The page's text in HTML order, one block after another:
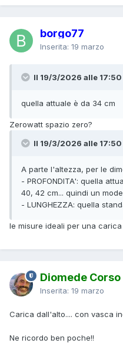
borgo77
Inserita: 19 marzo
Il 19/3/2026 alle
quella attuale è da 34 cm
Zerowatt spazio zero?
Il 19/3/2026 alle
A parte l'altezza, per le
- PROFONDITA': quella
40, 42 cm... quindi un
- LUNGHEZZA: quella
le misure ideali per una
Diomede Corso
Inserita: 19 marzo
Carica dall'alto.... con vasca
Ne ricordo ben poche!!